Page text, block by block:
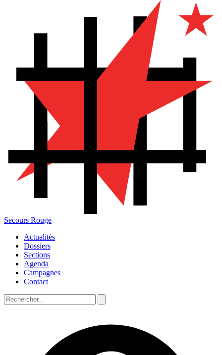
Secours Rouge
Actualités
Dossiers
Sections
Agenda
Campagnes
Contact